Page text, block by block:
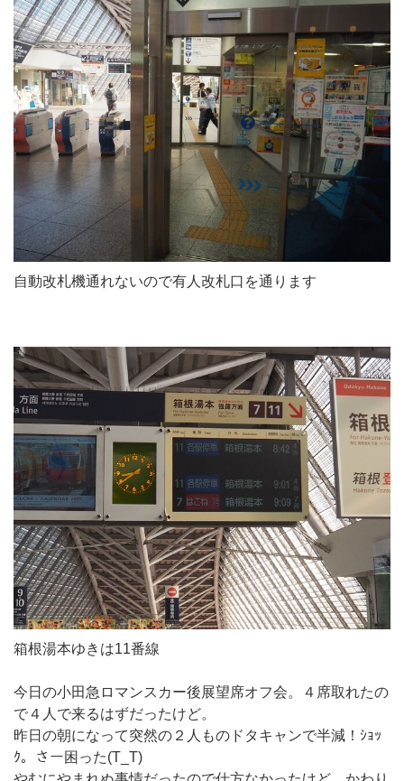
自動改札機通れないので有人改札口を通ります
箱根湯本ゆきは11番線
今日の小田急ロマンスカー後展望席オフ会。４席取れたの
で４人で来るはずだったけど。
昨日の朝になって突然の２人ものドタキャンで半減！ｼｮｯ
ｸ。さー困った(T_T)